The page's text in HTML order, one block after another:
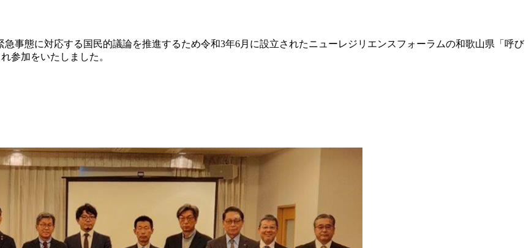
事態に対応する国民的議論を推進するため令和3年6月に設立されたニューレジリエンスフォーラムの和歌山県「呼び
参加をいたしました。